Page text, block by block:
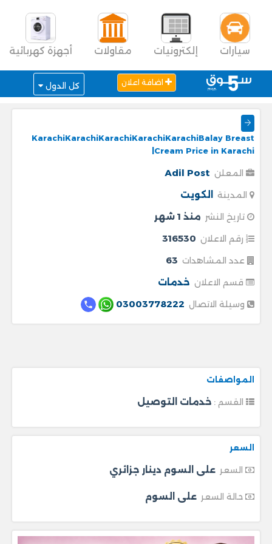
سيارات إلكترونيات مقاولات أجهزة كهربائية
اضافة اعلان كل الدول
KarachiKarachiKarachiKarachiKarachiBalay Breast
Cream Price in Karachi|
المعلن Adil Post
المدينة الكويت
تاريخ النشر منذ 1 شهر
رقم الاعلان 316530
عدد المشاهدات 63
قسم الاعلان خدمات
وسيلة الاتصال 03003778222
المواصفات
خدمات التوصيل
السعر
السعر على السوم دينار جزائري
حالة السعر على السوم